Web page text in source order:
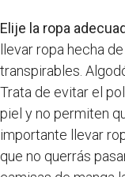
Elije la ropa
llevar ropa hecha
transpirables.
Trata de evitar el
piel y no permiten
importante llevar
que no querrás